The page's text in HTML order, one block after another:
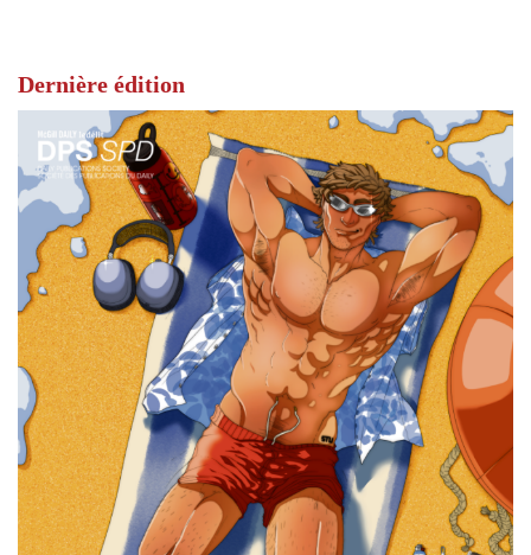
Dernière édition